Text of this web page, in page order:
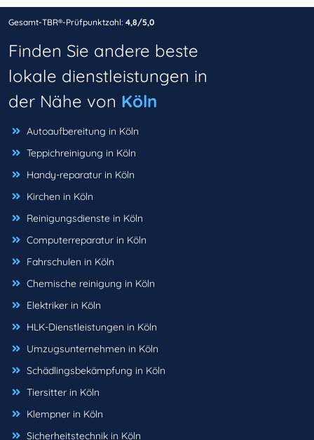
Gesamt-TBR®-Prüfpunktzahl: 4,8/5,0
Finden Sie andere beste
lokale dienstleistungen in
der Nähe von Köln
Autoaufbereitung in Köln
Teppichreinigung in Köln
Handy-reparatur in Köln
Kirchen in Köln
Reinigungsdienste in Köln
Computerreparatur in Köln
Fahrschulen in Köln
Chemische reinigung in Köln
Elektriker in Köln
HLK-Dienstleistungen in Köln
Umzugsunternehmen in Köln
Schädlingsbekämpfung in Köln
Tiersitter in Köln
Klempner in Köln
Sicherheitstechnik in Köln